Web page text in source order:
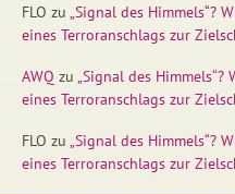
FLO zu „Signal des Himmels“?
eines Terroranschlags zur
AWQ zu „Signal des
eines Terroranschlags zur
FLO zu „Signal des Himmels“?
eines Terroranschlags zur